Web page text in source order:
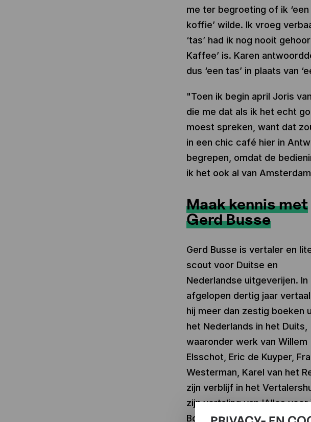
me ter begroeting of ik
koffie’ wilde. Ik vroeg
‘tas’ had ik nog nooit
Kaffee’ is. Karen
dus ‘een tas’ in plaats van
"Toen ik begin april Joris
die me dat als ik het echt
moest spreken, want dat
in een chic café hier in
begrepen, omdat de
ik het ook al van
Maak kennis met
Gerd Busse
Gerd Busse is vertaler en
scout voor Duitse en
Nederlandse uitgeverijen. In
afgelopen dertig jaar
hij meer dan zestig boeken
het Nederlands in het Duits,
waaronder werk van Willem
Elsschot, Eric de Kuyper,
Westerman, Karel van het
zijn verblijf in het
zijn vertaling van 'Alles
Bonger' voor Verlag Herder.